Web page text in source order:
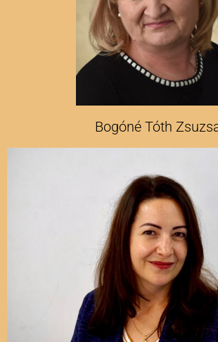
Bogóné Tóth